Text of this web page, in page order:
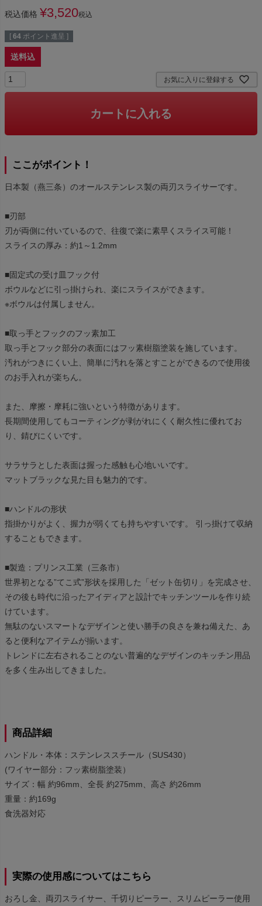
税込価格 ¥3,520税込
[ 64 ポイント進呈 ]
送料込
お気に入りに登録する
カートに入れる
ここがポイント！
日本製（燕三条）のオールステンレス製の両刃スライサーです。
■刃部
刃が両側に付いているので、往復で楽に素早くスライス可能！
スライスの厚み：約1～1.2mm
■固定式の受け皿フック付
ボウルなどに引っ掛けられ、楽にスライスができます。
※ボウルは付属しません。
■取っ手とフックのフッ素加工
取っ手とフック部分の表面にはフッ素樹脂塗装を施しています。
汚れがつきにくい上、簡単に汚れを落とすことができるので使用後
のお手入れが楽ちん。
また、摩擦・摩耗に強いという特徴があります。
長期間使用してもコーティングが剥がれにくく耐久性に優れてお
り、錆びにくいです。
サラサラとした表面は握った感触も心地いいです。
マットブラックな見た目も魅力的です。
■ハンドルの形状
指掛かりがよく、握力が弱くても持ちやすいです。 引っ掛けて収納
することもできます。
■製造：プリンス工業（三条市）
世界初となる”てこ式”形状を採用した「ゼット缶切り」を完成させ、
その後も時代に沿ったアイディアと設計でキッチンツールを作り続
けています。
無駄のないスマートなデザインと使い勝手の良さを兼ね備えた、あ
ると便利なアイテムが揃います。
トレンドに左右されることのない普遍的なデザインのキッチン用品
を多く生み出してきました。
商品詳細
ハンドル・本体：ステンレススチール（SUS430）
(ワイヤー部分：フッ素樹脂塗装）
サイズ：幅 約96mm、全長 約275mm、高さ 約26mm
重量：約169g
食洗器対応
実際の使用感についてはこちら
おろし金、両刃スライサー、千切りピーラー、スリムピーラー使用